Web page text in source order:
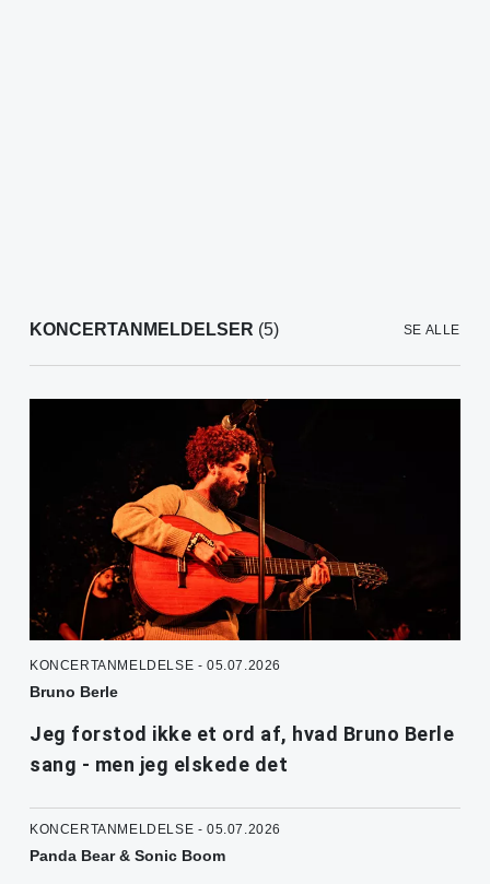
KONCERTANMELDELSER (5) SE ALLE
KONCERTANMELDELSE - 05.07.2026
Bruno Berle
Jeg forstod ikke et ord af, hvad Bruno Berle
sang - men jeg elskede det
KONCERTANMELDELSE - 05.07.2026
Panda Bear & Sonic Boom